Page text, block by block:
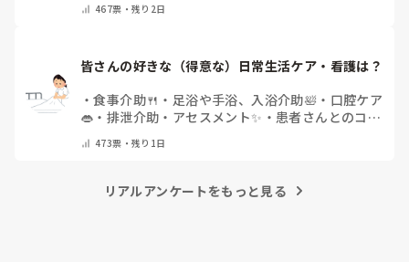
467票・残り2日
皆さんの好きな（得意な）日常生活ケア・看護は？
・食事介助🍴 ・ 足浴や手浴、入浴介助🛀 ・ 口腔ケア
👄 ・ 排泄介助・アセスメント✨ ・ 患者さんとのコミ
で教えてください）
473票・残り1日
リアルアンケートをもっと見る